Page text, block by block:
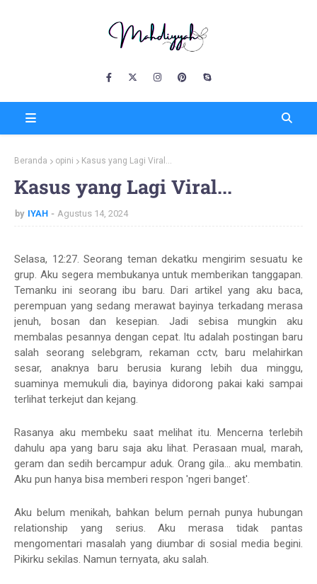
Beranda opini Kasus yang Lagi Viral...
Kasus yang Lagi Viral...
by IYAH Agustus 14, 2024
Selasa, 12:27. Seorang teman dekatku mengirim sesuatu ke
grup. Aku segera membukanya untuk memberikan tanggapan.
Temanku ini seorang ibu baru. Dari artikel yang aku baca,
perempuan yang sedang merawat bayinya terkadang merasa
jenuh, bosan dan kesepian. Jadi sebisa mungkin aku
membalas pesannya dengan cepat. Itu adalah postingan baru
salah seorang selebgram, rekaman cctv, baru melahirkan
sesar, anaknya baru berusia kurang lebih dua minggu,
suaminya memukuli dia, bayinya didorong pakai kaki sampai
terlihat terkejut dan kejang.
Rasanya aku membeku saat melihat itu. Mencerna terlebih
dahulu apa yang baru saja aku lihat. Perasaan mual, marah,
geram dan sedih bercampur aduk. Orang gila... aku membatin.
Aku pun hanya bisa memberi respon 'ngeri banget'.
Aku belum menikah, bahkan belum pernah punya hubungan
relationship yang serius. Aku merasa tidak pantas
mengomentari masalah yang diumbar di sosial media begini.
Pikirku sekilas. Namun ternyata, aku salah.